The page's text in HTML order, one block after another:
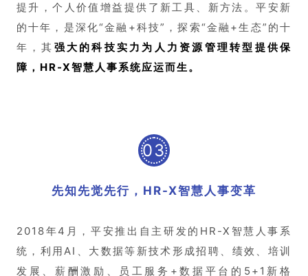
提升，个人价值增益提供了新工具、新方法。平安新
的十年，是深化“金融+科技”，探索“金融+生态”的十
年，其 强大的科技实力为人力资源管理转型提供保
障，HR-X智慧人事系统应运而生。
03
先知先觉先行，HR-X智慧人事变革
2018年4月，平安推出自主研发的HR-X智慧人事系
统，利用AI、大数据等新技术形成招聘、绩效、培训
发展、薪酬激励、员工服务+数据平台的5+1新格